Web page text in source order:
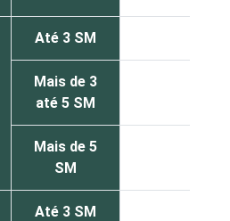
Até 3 SM
Mais de 3
até 5 SM
Mais de 5
SM
Até 3 SM